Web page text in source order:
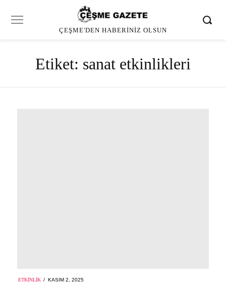
ÇEŞME'DEN HABERINIZ OLSUN
Etiket: sanat etkinlikleri
ETKINLIK
POSTED
KASIM 2, 2025